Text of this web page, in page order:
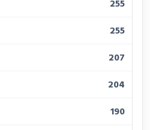
255
255
207
204
190